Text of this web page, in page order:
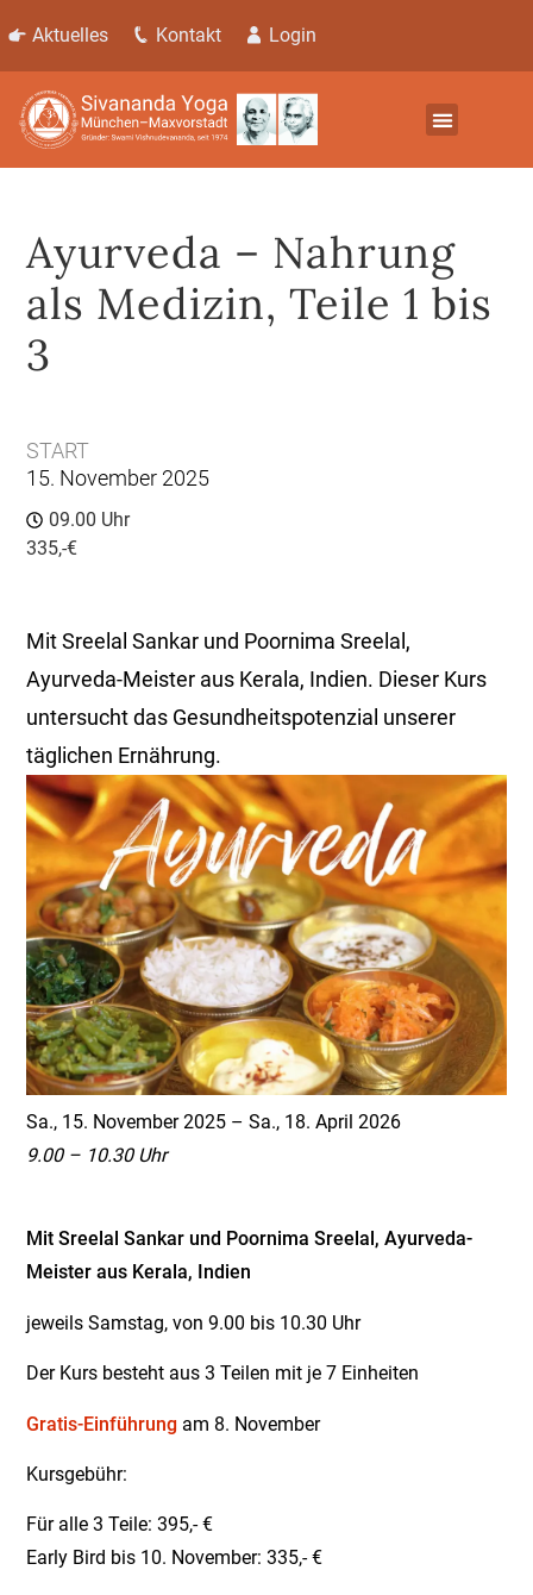
Aktuelles Kontakt Login
Ayurveda – Nahrung
als Medizin, Teile 1 bis
3
START
15. November 2025
09.00 Uhr
335,-€
Mit Sreelal Sankar und Poornima Sreelal,
Ayurveda-Meister aus Kerala, Indien. Dieser Kurs
untersucht das Gesundheitspotenzial unserer
täglichen Ernährung.
Sa., 15. November 2025 – Sa., 18. April 2026
9.00 – 10.30 Uhr
Mit Sreelal Sankar und Poornima Sreelal, Ayurveda-
Meister aus Kerala, Indien
jeweils Samstag, von 9.00 bis 10.30 Uhr
Der Kurs besteht aus 3 Teilen mit je 7 Einheiten
Gratis-Einführung am 8. November
Kursgebühr:
Für alle 3 Teile: 395,- €
Early Bird bis 10. November: 335,- €